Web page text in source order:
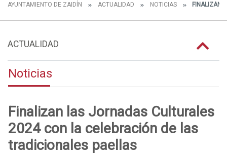
AYUNTAMIENTO DE ZAIDÍN ACTUALIDAD NOTICIAS FINALIZAN
ACTUALIDAD
Noticias
Finalizan las Jornadas Culturales
2024 con la celebración de las
tradicionales paellas